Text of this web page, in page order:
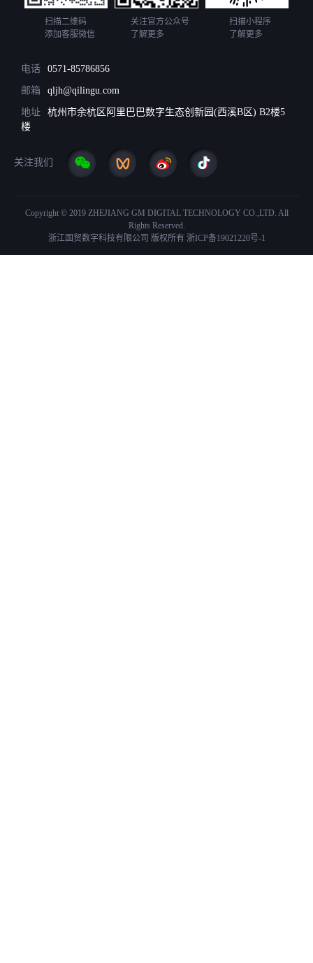
扫描二维码
添加客服微信
关注官方公众号
了解更多
扫描小程序
了解更多
电话 0571-85786856
邮箱 qljh@qilingu.com
地址
杭州市余杭区阿里巴巴数字生态创新园(西溪B区) B2楼5
楼
关注我们
Copyright © 2019 ZHEJIANG GM DIGITAL TECHNOLOGY CO.,LTD. All
Rights Reserved.
浙江国贸数字科技有限公司 版权所有 浙ICP备19021220号-1